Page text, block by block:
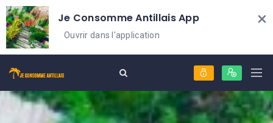
Je Consomme Antillais App
Ouvrir dans l'application
×